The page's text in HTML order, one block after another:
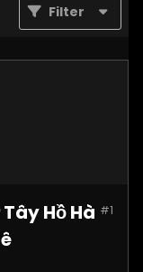
Filter
#1
Hồ Hà